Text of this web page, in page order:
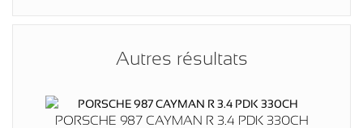
Autres résultats
PORSCHE 987 CAYMAN R 3.4 PDK 330CH